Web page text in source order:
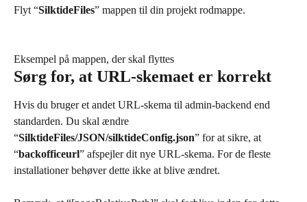
Flyt “SilktideFiles” mappen til din projekt rodmappe.
Eksempel på mappen, der skal flyttes
Sørg for, at URL-skemaet er korrekt
Hvis du bruger et andet URL-skema til admin-backend end
standarden. Du skal ændre
“SilktideFiles/JSON/silktideConfig.json” for at sikre, at
“backofficeurl” afspejler dit nye URL-skema. For de fleste
installationer behøver dette ikke at blive ændret.